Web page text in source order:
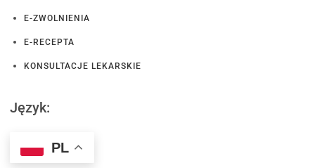
E-ZWOLNIENIA
E-RECEPTA
KONSULTACJE LEKARSKIE
Język:
PL